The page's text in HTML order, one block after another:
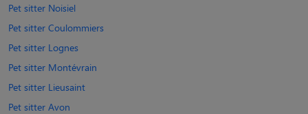
Pet sitter Noisiel
Pet sitter Coulommiers
Pet sitter Lognes
Pet sitter Montévrain
Pet sitter Lieusaint
Pet sitter Avon